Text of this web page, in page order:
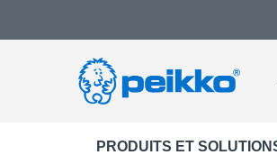
PRODUITS ET